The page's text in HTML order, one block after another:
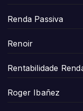
Renda Passiva
Renoir
Rentabilidade
Roger Ibañez